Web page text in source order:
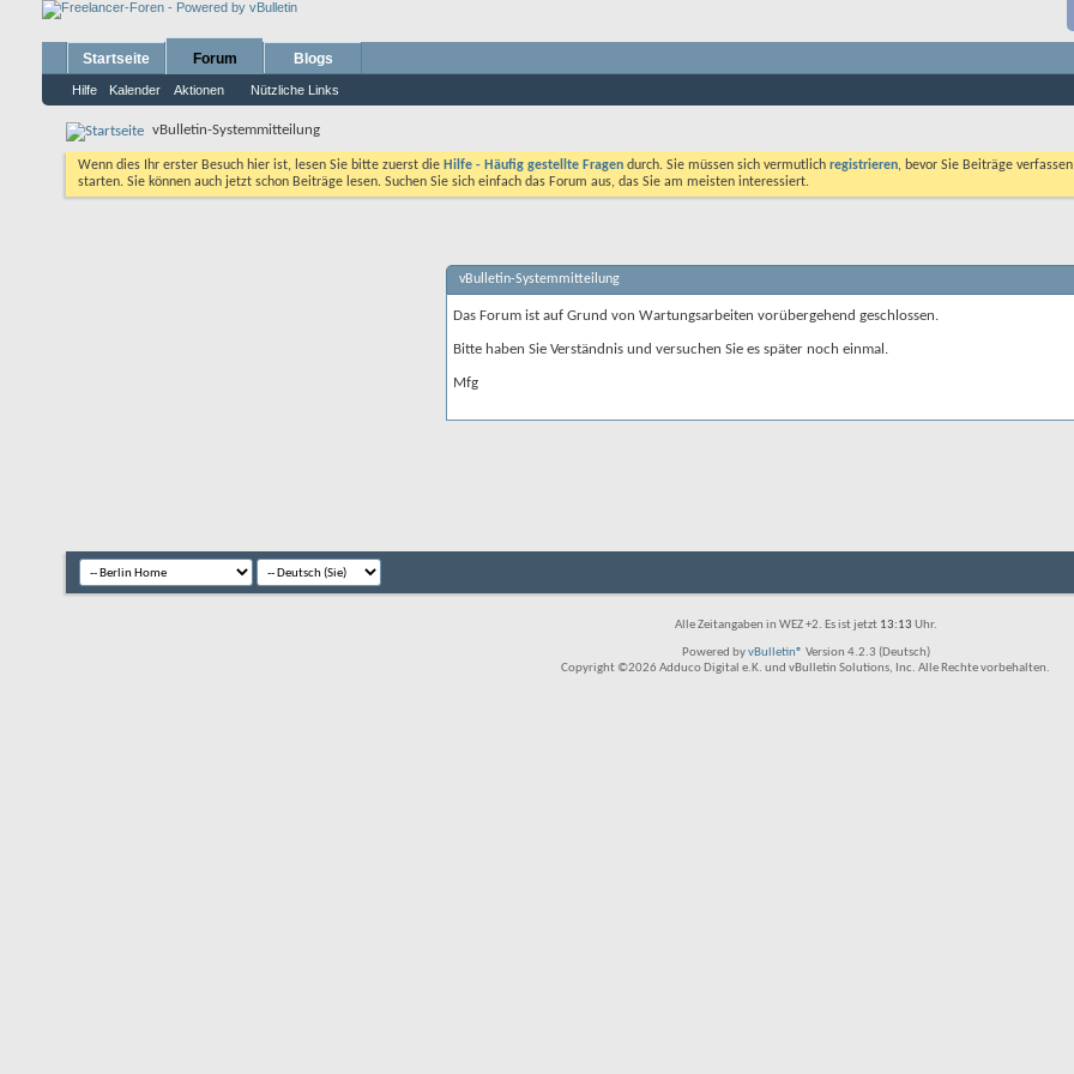
Startseite Forum
Hilfe Kalender Aktionen Nützliche Links
Blogs
vBulletin-Systemmitteilung
Wenn dies Ihr erster Besuch hier ist, lesen Sie bitte zuerst die Hilfe - Häufig gestellte Fragen durch. Sie müssen sich vermutlich registrieren, bevor Sie Beiträge
starten. Sie können auch jetzt schon Beiträge lesen. Suchen Sie sich einfach das Forum aus, das Sie am meisten interessiert.
vBulletin-Systemmitteilung
Das Forum ist auf Grund von Wartungsarbeiten vorübergehend geschlossen.
Bitte haben Sie Verständnis und versuchen Sie es später noch einmal.
Mfg
Alle Zeitangaben in WEZ +2. Es ist jetzt 13:13 Uhr.
Powered byvBulletin® Version 4.2.3 (Deutsch)
Copyright ©2026 Adduco Digital e.K. und vBulletin Solutions, Inc. Alle Rechte vorbehalten.